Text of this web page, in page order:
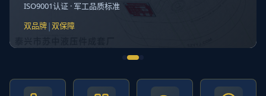
ISO9001认证 · 军工品质标准
双品牌|双保障